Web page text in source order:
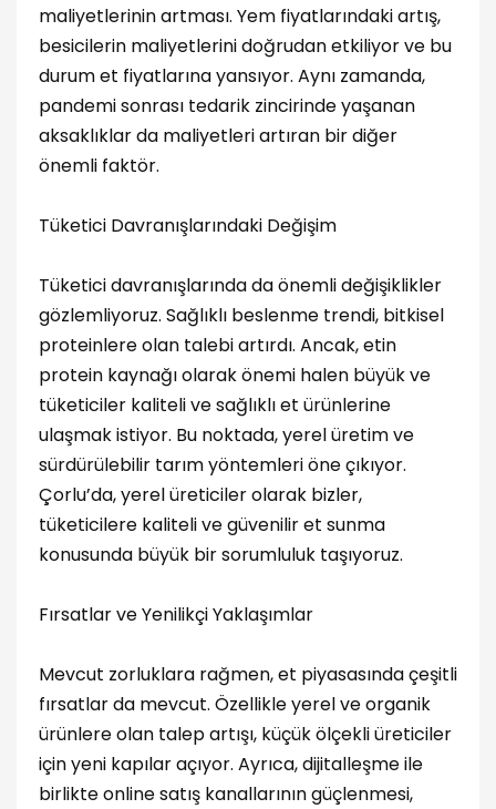
maliyetlerinin artması. Yem fiyatlarındaki artış,
besicilerin maliyetlerini doğrudan etkiliyor ve bu
durum et fiyatlarına yansıyor. Aynı zamanda,
pandemi sonrası tedarik zincirinde yaşanan
aksaklıklar da maliyetleri artıran bir diğer
önemli faktör.
Tüketici Davranışlarındaki Değişim
Tüketici davranışlarında da önemli değişiklikler
gözlemliyoruz. Sağlıklı beslenme trendi, bitkisel
proteinlere olan talebi artırdı. Ancak, etin
protein kaynağı olarak önemi halen büyük ve
tüketiciler kaliteli ve sağlıklı et ürünlerine
ulaşmak istiyor. Bu noktada, yerel üretim ve
sürdürülebilir tarım yöntemleri öne çıkıyor.
Çorlu’da, yerel üreticiler olarak bizler,
tüketicilere kaliteli ve güvenilir et sunma
konusunda büyük bir sorumluluk taşıyoruz.
Fırsatlar ve Yenilikçi Yaklaşımlar
Mevcut zorluklara rağmen, et piyasasında çeşitli
fırsatlar da mevcut. Özellikle yerel ve organik
ürünlere olan talep artışı, küçük ölçekli üreticiler
için yeni kapılar açıyor. Ayrıca, dijitalleşme ile
birlikte online satış kanallarının güçlenmesi,